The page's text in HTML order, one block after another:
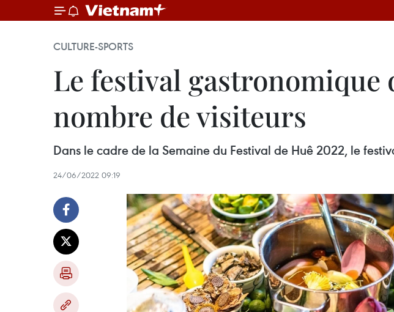
CULTURE-SPORTS
Le festival gastronomique
nombre de visiteurs
Dans le cadre de la Semaine du Festival de Huê 2022, le
24/06/2022 09:19